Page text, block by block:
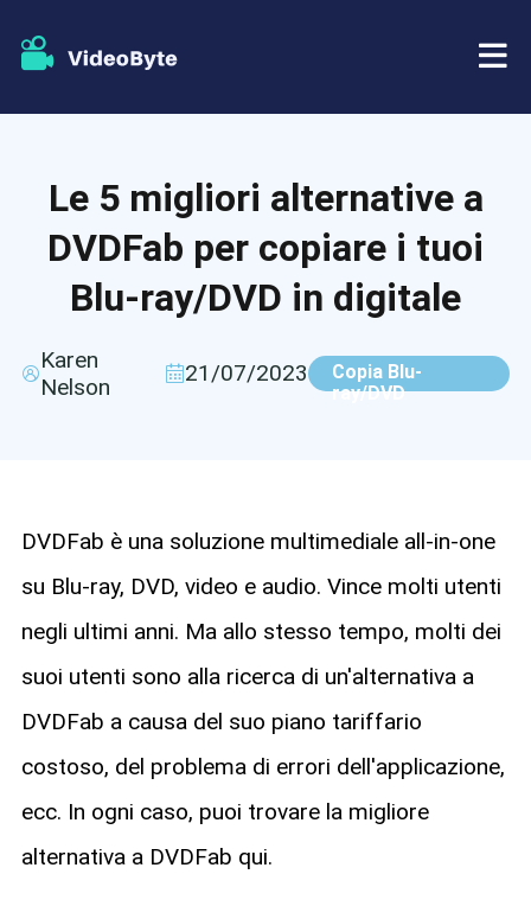
Ripper BD-DVD
Ripper di DVD
Negozio
Risorse
Le 5 migliori alternative a
DVDFab per copiare i tuoi
Blu-ray/DVD in digitale
Karen
Nelson
21/07/2023
Copia Blu-
ray/DVD
DVDFab è una soluzione multimediale all-in-one
su Blu-ray, DVD, video e audio. Vince molti utenti
negli ultimi anni. Ma allo stesso tempo, molti dei
suoi utenti sono alla ricerca di un'alternativa a
DVDFab a causa del suo piano tariffario
costoso, del problema di errori dell'applicazione,
ecc. In ogni caso, puoi trovare la migliore
alternativa a DVDFab qui.